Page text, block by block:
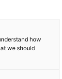
how
we should